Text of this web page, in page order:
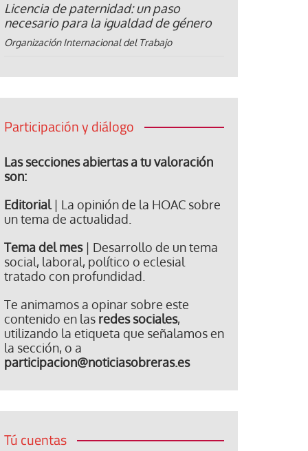
Licencia de paternidad: un paso
necesario para la igualdad de género
Organización Internacional del Trabajo
Participación y diálogo
Las secciones abiertas a tu valoración
son:
Editorial| La opinión de la HOAC sobre
un tema de actualidad.
Tema del mes| Desarrollo de un tema
social, laboral, político o eclesial
tratado con profundidad.
Te animamos a opinar sobre este
contenido en las redes sociales,
utilizando la etiqueta que señalamos en
la sección, o a
participacion@noticiasobreras.es
Tú cuentas